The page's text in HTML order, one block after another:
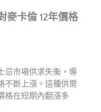
麥卡倫 12年價格
忌市場供求失衡，導
不斷上漲。這種供需
格在短期內翻漲多